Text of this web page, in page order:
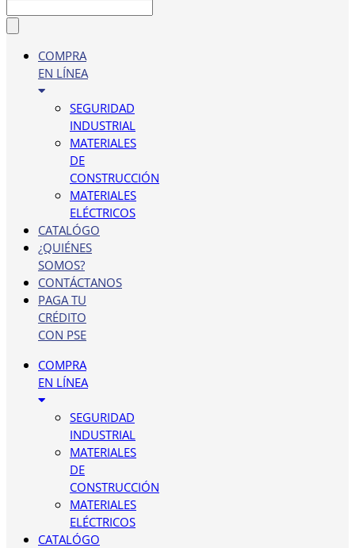
COMPRA
EN LÍNEA
SEGURIDAD
INDUSTRIAL
MATERIALES
DE
CONSTRUCCIÓN
MATERIALES
ELÉCTRICOS
CATALÓGO
¿QUIÉNES
SOMOS?
CONTÁCTANOS
PAGA TU
CRÉDITO
CON PSE
COMPRA
EN LÍNEA
SEGURIDAD
INDUSTRIAL
MATERIALES
DE
CONSTRUCCIÓN
MATERIALES
ELÉCTRICOS
CATALÓGO